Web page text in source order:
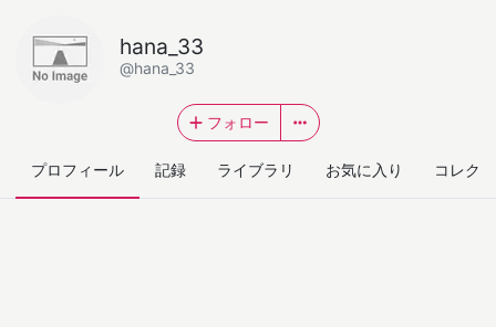
hana_33
@hana_33
フォロー
プロフィール 記録 ライブラリ お気に入り コレク